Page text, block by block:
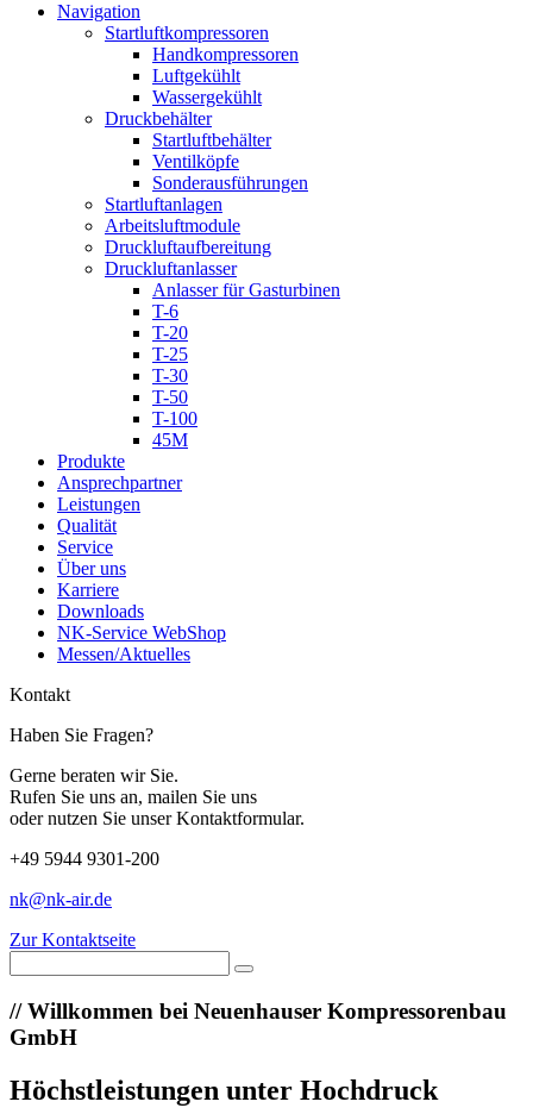
Navigation
Startluftkompressoren
Handkompressoren
Luftgekühlt
Wassergekühlt
Druckbehälter
Startluftbehälter
Ventilköpfe
Sonderausführungen
Startluftanlagen
Arbeitsluftmodule
Druckluftaufbereitung
Druckluftanlasser
Anlasser für Gasturbinen
T-6
T-20
T-25
T-30
T-50
T-100
45M
Produkte
Ansprechpartner
Leistungen
Qualität
Service
Über uns
Karriere
Downloads
NK-Service WebShop
Messen/Aktuelles
Kontakt
Haben Sie Fragen?
Gerne beraten wir Sie.
Rufen Sie uns an, mailen Sie uns
oder nutzen Sie unser Kontaktformular.
+49 5944 9301-200
nk@nk-air.de
Zur Kontaktseite
//Willkommen bei Neuenhauser Kompressorenbau
GmbH
Höchstleistungen unter Hochdruck